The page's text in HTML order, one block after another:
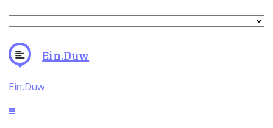
Ein.Duw
Ein.Duw